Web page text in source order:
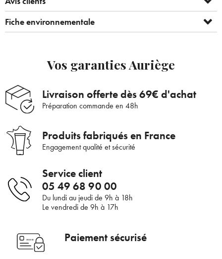
Supprimer le produit ? ×
Voulez-vous vraiment supprimer le produit suivant du
panier ?
ANNULER
Fiche environnementale
Vos garanties Auriège
Livraison offerte dès 69€ d'achat
Préparation commande en 48h
Produits fabriqués en France
Engagement qualité et sécurité
Service client
05 49 68 90 00
Du lundi au jeudi de 9h à 18h
Le vendredi de 9h à 17h
Paiement sécurisé
Bienvenue !
Pour être au courant de nos dernières
nouveautés ou promotions en cours et
vous à notre Newsletter.
JE M’INSCRIS
En renseignant votre adresse e-mail, vous acceptez de recevoir des